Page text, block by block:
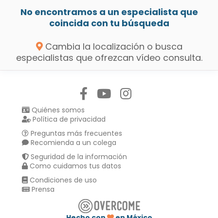
No encontramos a un especialista que
coincida con tu búsqueda
Cambia la localización o busca
especialistas que ofrezcan vídeo consulta.
Quiénes somos
Política de privacidad
Preguntas más frecuentes
Recomienda a un colega
Seguridad de la información
Como cuidamos tus datos
Condiciones de uso
Prensa